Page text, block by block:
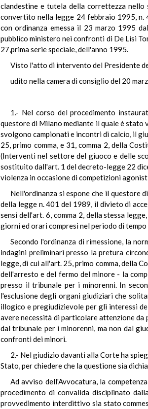
clandestine e tutela della correttezza
convertito nella legge 24 febbraio 1995, n.
con ordinanza emessa il 23 marzo 1995
pubblico ministero nei confronti di De Lisi
27,prima serie speciale, dell'anno 1995.
Visto l'atto di intervento del Presidente
udito nella camera di consiglio del 20
1.- Nel corso del procedimento
questore di Milano mediante il quale è stato
svolgono campionati e incontri di calcio, il
25, primo comma, e 31, comma 2, della
(Interventi nel settore del giuoco e delle
sostituito dall'art. 1 del decreto-legge 22
violenza in occasione di competizioni
Nell'ordinanza si espone che il questore
della legge n. 401 del 1989, il divieto di
sensi dell'art. 6, comma 2, della stessa
giorni ed orari compresi nel periodo di
Secondo l'ordinanza di rimessione, la
indagini preliminari presso la pretura
legge, di cui all'art. 25, primo comma, della
dell'arresto e del fermo del minore - la
presso il tribunale per i minorenni. In
l'esclusione degli organi giudiziari che
illogico e pregiudizievole per gli interessi
avere necessità di particolare attenzione da
dal tribunale per i minorenni, ma non dal
confronti dei minori.
2.- Nel giudizio davanti alla Corte ha
Stato, per chiedere che la questione sia
Ad avviso dell'Avvocatura, la
procedimento di convalida disciplinato
provvedimento interdittivo sia stato